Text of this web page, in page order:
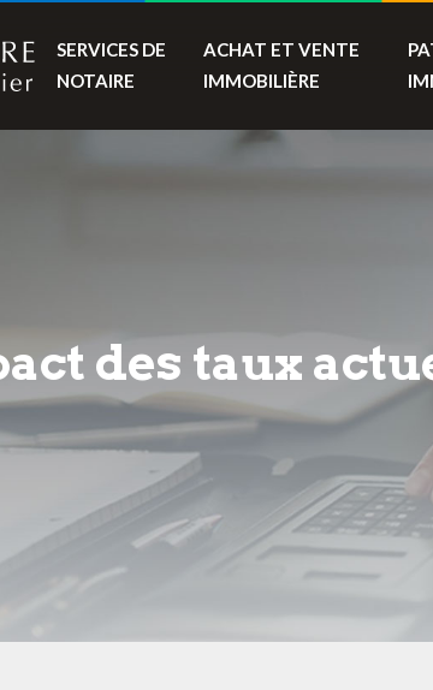
SERVICES DE
NOTAIRE
ACHAT ET VENTE
IMMOBILIÈRE
des taux